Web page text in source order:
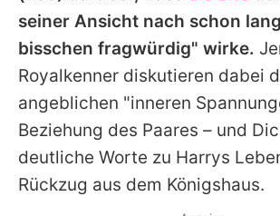
Impressum
Nutzungsbedingungen
Utiq verwalten
seiner Ansicht nach schon
bisschen fragwürdig" wirke.
Royalkenner diskutieren dabei
angeblichen "inneren
Beziehung des Paares – und
deutliche Worte zu Harrys
Rückzug aus dem Königshaus.